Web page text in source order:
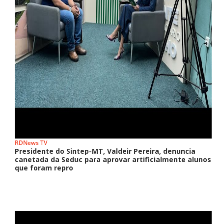
RDNews TV
Presidente do Sintep-MT, Valdeir Pereira, denuncia
canetada da Seduc para aprovar artificialmente alunos
que foram repro